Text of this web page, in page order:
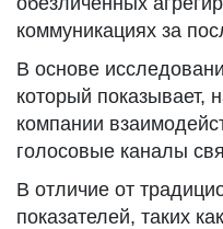
коммуникациях за
В основе
который показывает,
компании
голосовые каналы
В отличие от
показателей, таких